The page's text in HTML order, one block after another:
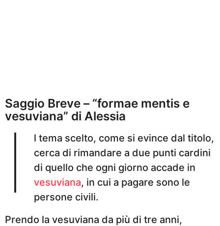
Saggio Breve – “formae mentis e
vesuviana” di Alessia
I
l tema scelto, come si evince dal titolo,
cerca di rimandare a due punti cardini
di quello che ogni giorno accade in
vesuviana, in cui a pagare sono le
persone civili.
Prendo la vesuviana da più di tre anni,